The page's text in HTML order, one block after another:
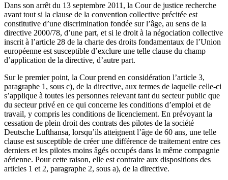
Dans son arrêt du 13 septembre 2011, la Cour de justice recherche
avant tout si la clause de la convention collective précitée est
constitutive d’une discrimination fondée sur l’âge, au sens de la
directive 2000/78, d’une part, et si le droit à la négociation collective
inscrit à l’article 28 de la charte des droits fondamentaux de l’Union
européenne est susceptible d’exclure une telle clause du champ
d’application de la directive, d’autre part.
Sur le premier point, la Cour prend en considération l’article 3,
paragraphe 1, sous c), de la directive, aux termes de laquelle celle-ci
s’applique à toutes les personnes relevant tant du secteur public que
du secteur privé en ce qui concerne les conditions d’emploi et de
travail, y compris les conditions de licenciement. En prévoyant la
cessation de plein droit des contrats des pilotes de la société
Deutsche Lufthansa, lorsqu’ils atteignent l’âge de 60 ans, une telle
clause est susceptible de créer une différence de traitement entre ces
derniers et les pilotes moins âgés occupés dans la même compagnie
aérienne. Pour cette raison, elle est contraire aux dispositions des
articles 1 et 2, paragraphe 2, sous a), de la directive.